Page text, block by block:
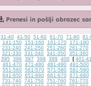
31-40 41-50 51-60 61-70 71-80
81-
141-150 151-160 161-170
171-180
231-240 241-250 251-260
261-270
321-330 331-340 341-350
351-360
395 396 397 398 399 400 [ 401-
461-470 471-480 481-490
491-500
551-560 561-570 571-580
581-590
641-650 651-660 661-670
671-680
731-740 741-750 751-760
761-770